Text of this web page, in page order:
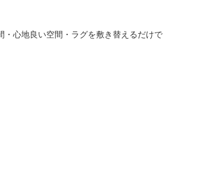
心地良い空間・ラグを敷き替えるだけで